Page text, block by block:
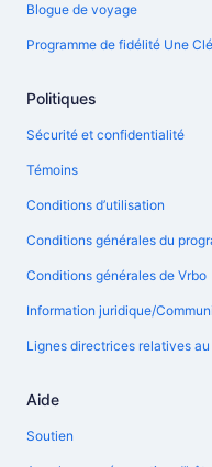
Blogue de voyage
Programme de fidélité Une
Politiques
Sécurité et confidentialité
Témoins
Conditions d’utilisation
Conditions générales du
Conditions générales de Vrbo
Information juridique/
Lignes directrices relatives
Aide
Soutien